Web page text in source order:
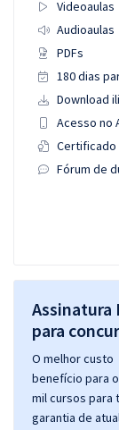
Videoaulas
Audioaulas
PDFs
180 dias
Download
Acesso no
Certificado
Fórum de
Assinatura
para
O melhor custo
benefício para
mil cursos para
garantia de